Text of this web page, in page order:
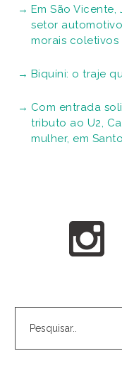
Em São
setor
morais coletivos
Biquíni: o traje
Com entrada
tributo ao U2,
mulher, em